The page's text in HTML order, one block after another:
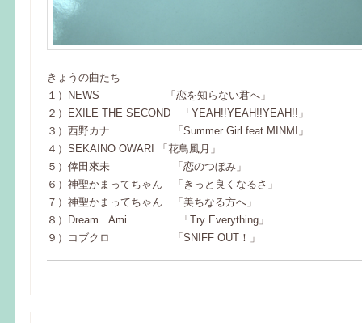
きょうの曲たち
１）NEWS 「恋を知らない君へ」
２）EXILE THE SECOND 「YEAH!!YEAH!!YEAH!!」
３）西野カナ 「Summer Girl feat.MINMI」
４）SEKAINO OWARI 「花鳥風月」
５）倖田來未 「恋のつぼみ」
６）神聖かまってちゃん 「きっと良くなるさ」
７）神聖かまってちゃん 「美ちなる方へ」
８）Dream Ami 「Try Everything」
９）コブクロ 「SNIFF OUT！」